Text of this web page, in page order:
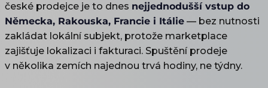
české prodejce je to dnes nejjednodušší vstup do
Německa, Rakouska, Francie i Itálie — bez nutnosti
zakládat lokální subjekt, protože marketplace
zajišťuje lokalizaci i fakturaci. Spuštění prodeje
v několika zemích najednou trvá hodiny, ne týdny.